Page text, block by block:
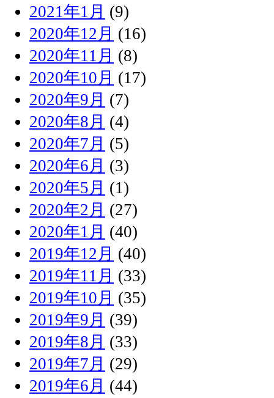
2021年1月 (9)
2020年12月 (16)
2020年11月 (8)
2020年10月 (17)
2020年9月 (7)
2020年8月 (4)
2020年7月 (5)
2020年6月 (3)
2020年5月 (1)
2020年2月 (27)
2020年1月 (40)
2019年12月 (40)
2019年11月 (33)
2019年10月 (35)
2019年9月 (39)
2019年8月 (33)
2019年7月 (29)
2019年6月 (44)